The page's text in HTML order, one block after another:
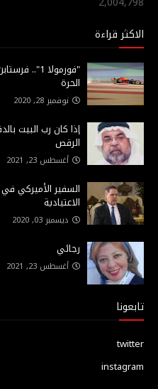
الاكثر قراءة
"فورمولا
الحرة
نوفمبر 28, 2020
إذا كان رب البيت
الرقص
أغسطس 23, 2021
السفير الأميركي
الاعتيادية
ديسمبر 03, 2020
رجائي
أغسطس 23, 2021
تابعونا
twitter
instagram